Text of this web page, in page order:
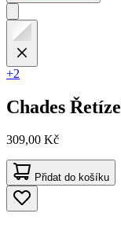
+2
Chades
309,00 Kč
Přidat do košíku